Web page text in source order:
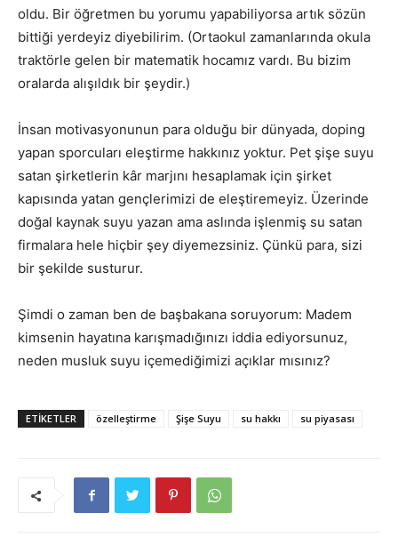
oldu. Bir öğretmen bu yorumu yapabiliyorsa artık sözün
bittiği yerdeyiz diyebilirim. (Ortaokul zamanlarında okula
traktörle gelen bir matematik hocamız vardı. Bu bizim
oralarda alışıldık bir şeydir.)
İnsan motivasyonunun para olduğu bir dünyada, doping
yapan sporcuları eleştirme hakkınız yoktur. Pet şişe suyu
satan şirketlerin kâr marjını hesaplamak için şirket
kapısında yatan gençlerimizi de eleştiremeyiz. Üzerinde
doğal kaynak suyu yazan ama aslında işlenmiş su satan
firmalara hele hiçbir şey diyemezsiniz. Çünkü para, sizi
bir şekilde susturur.
Şimdi o zaman ben de başbakana soruyorum: Madem
kimsenin hayatına karışmadığınızı iddia ediyorsunuz,
neden musluk suyu içemediğimizi açıklar mısınız?
ETIKETLER özelleştirme Şişe Suyu su hakkı su piyasası